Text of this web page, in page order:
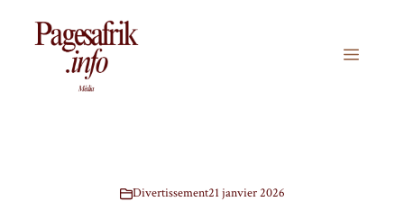
Menu
Divertissement21 janvier 2026